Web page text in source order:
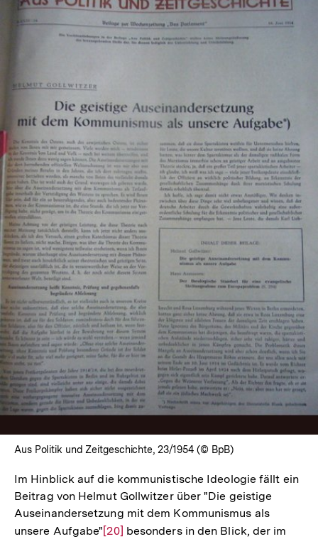
In
Lightbox
öffnen
Aus Politik und Zeitgeschichte, 23/1954 (© BpB)
Im Hinblick auf die kommunistische Ideologie fällt ein
Beitrag von Helmut Gollwitzer über "Die geistige
Auseinandersetzung mit dem Kommunismus als
unsere Aufgabe" Zur
[20] besonders in den Blick, der im